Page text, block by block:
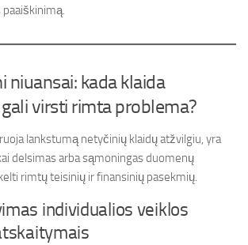
niuansai: kada klaida
virsti rimta problema?
lankstumą netyčinių klaidų atžvilgiu, yra
delsimas arba sąmoningas duomenų
rimtų teisinių ir finansinių pasekmių.
individualios veiklos